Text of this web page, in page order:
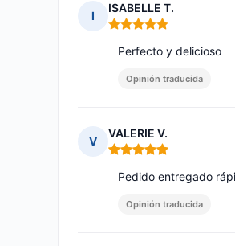
I
ISABELLE T.
Nota: 5 de 5
Perfecto y delicioso
Opinión traducida
V
VALERIE V.
Nota: 5 de 5
Pedido entregado
Opinión traducida